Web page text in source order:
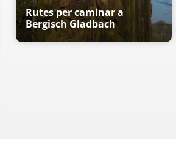
Rutes per caminar a
Bergisch Gladbach